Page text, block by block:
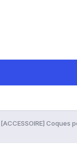
[ACCESSOIRE] Coques